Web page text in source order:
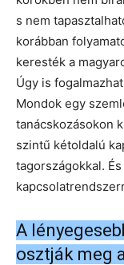
s nem
korábban
keresték a
Úgy is
Mondok egy
tanácskozásokon
szintű kétoldalú
tagországokkal.
A
osztják meg